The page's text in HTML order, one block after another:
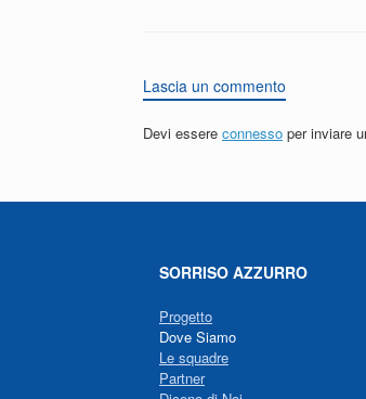
Lascia un commento
Devi essere connesso per inviare
SORRISO AZZURRO
Progetto
Dove Siamo
Le squadre
Partner